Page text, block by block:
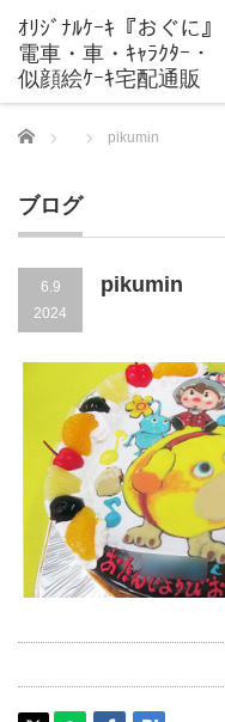
Home pikumin
ブログ
6.9
2024
pikumin